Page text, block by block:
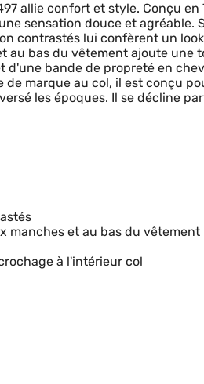
allie confort et style. Conçu en
sensation douce et agréable.
contrastés lui confèrent un
au bas du vêtement ajoute une
d'une bande de propreté en
marque au col, il est conçu
les époques. Il se décline
manches et au bas du vêtement
à l'intérieur col